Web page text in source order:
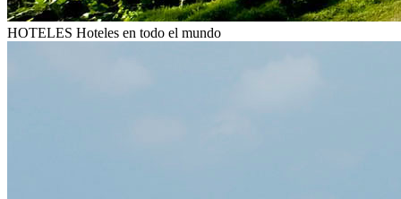
HOTELES Hoteles en todo el mundo